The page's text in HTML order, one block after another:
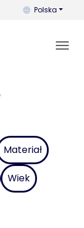
Możesz
Polska
Materiał
Wiek